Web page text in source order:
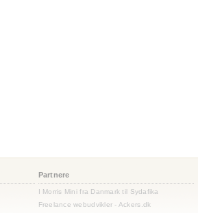
Partnere
I Morris Mini fra Danmark til Sydafika
Freelance webudvikler - Ackers.dk